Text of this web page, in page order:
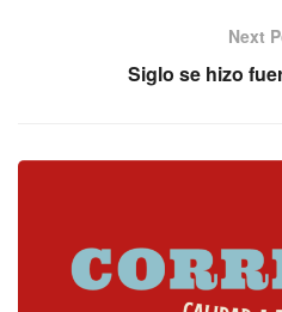
Next
Siglo se hizo